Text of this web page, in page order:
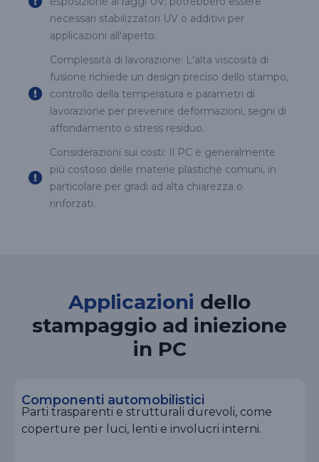
necessari stabilizzatori UV o additivi per
applicazioni all'aperto.
Complessità di lavorazione: L'alta viscosità di
fusione richiede un design preciso dello stampo,
controllo della temperatura e parametri di
lavorazione per prevenire deformazioni, segni di
affondamento o stress residuo.
Considerazioni sui costi: Il PC è generalmente
più costoso delle materie plastiche comuni, in
particolare per gradi ad alta chiarezza o
rinforzati.
Applicazioni dello
stampaggio ad iniezione
in PC
Componenti automobilistici
Parti trasparenti e strutturali durevoli, come
coperture per luci, lenti e involucri interni.